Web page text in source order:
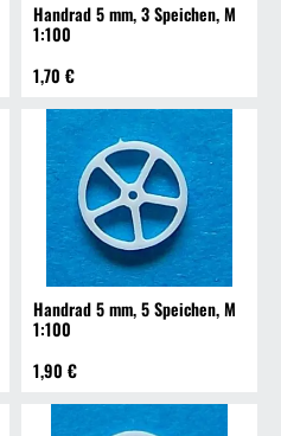
Handrad 5 mm, 3 Speichen, M
1:100
1,70 €
Handrad 5 mm, 5 Speichen, M
1:100
1,90 €